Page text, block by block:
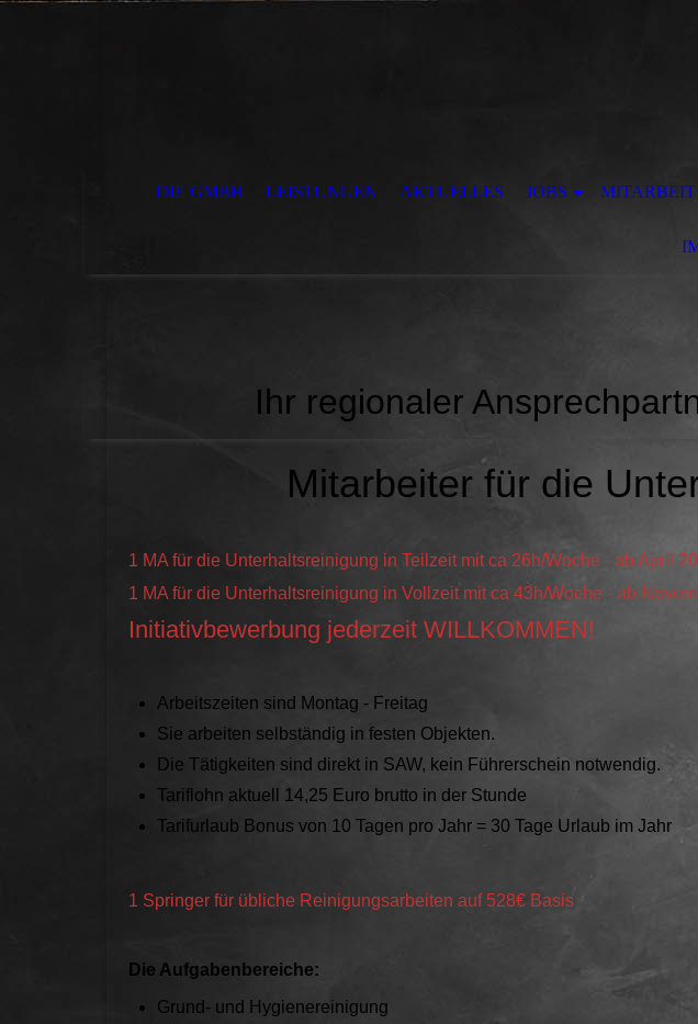
DIE GMBH LEISTUNGEN AKTUELLES JOBS
Ihr regionaler
Mitarbeiter für die
1 MA für die Unterhaltsreinigung in Teilzeit mit ca 26h/Woche - ab April
1 MA für die Unterhaltsreinigung in Vollzeit mit ca 43h/Woche - ab
Initiativbewerbung jederzeit WILLKOMMEN!
Arbeitszeiten sind Montag - Freitag
Sie arbeiten selbständig in festen Objekten.
Die Tätigkeiten sind direkt in SAW, kein Führerschein notwendig.
Tariflohn aktuell 14,25 Euro brutto in der Stunde
Tarifurlaub Bonus von 10 Tagen pro Jahr = 30 Tage Urlaub im Jahr
1 Springer für übliche Reinigungsarbeiten auf 528€ Basis
Die Aufgabenbereiche:
Grund- und Hygienereinigung